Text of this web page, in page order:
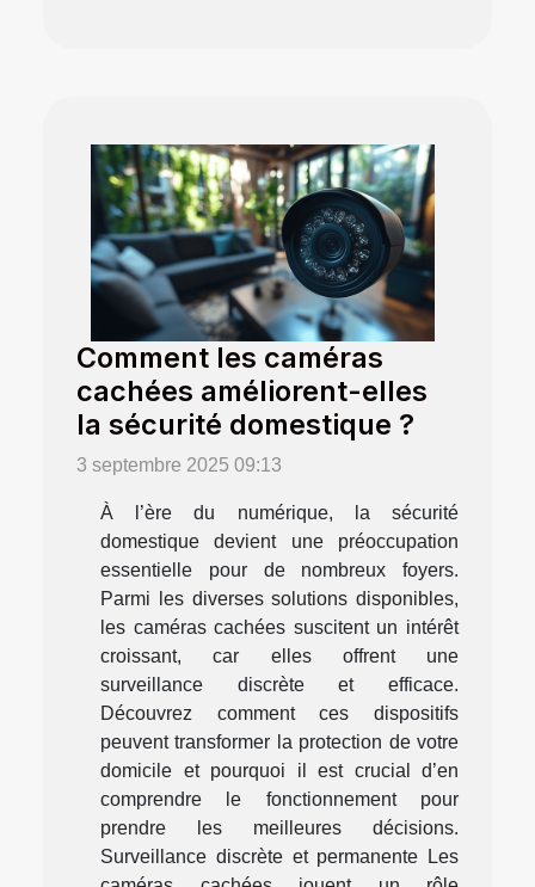
Comment les caméras
cachées améliorent-elles
la sécurité domestique ?
3 septembre 2025 09:13
À l’ère du numérique, la sécurité
domestique devient une préoccupation
essentielle pour de nombreux foyers.
Parmi les diverses solutions disponibles,
les caméras cachées suscitent un intérêt
croissant, car elles offrent une
surveillance discrète et efficace.
Découvrez comment ces dispositifs
peuvent transformer la protection de votre
domicile et pourquoi il est crucial d’en
comprendre le fonctionnement pour
prendre les meilleures décisions.
Surveillance discrète et permanente Les